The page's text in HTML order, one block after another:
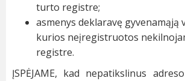
turto registre;
asmenys deklaravę gyvenamąją
kurios neįregistruotos
registre.
ĮSPĖJAME, kad nepatikslinus